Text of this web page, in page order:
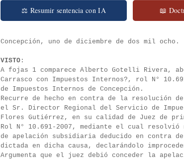
⚖ Resumir sentencia con IA 📖
Concepción, uno de diciembre de dos mil ocho.
VISTO :
A fojas 1 comparece Alberto Gotelli Rivera,
Carrasco con Impuestos Internos?, rol N°
de Impuestos Internos de Concepción.
Recurre de hecho en contra de la resolución
el Sr. Director Regional del Servicio de
Flores Gutiérrez, en su calidad de Juez de
Rol N° 10.691-2007, mediante el cual
de apelación subsidiaria deducido en contra
dictada en dicha causa, declarándolo
Argumenta que el juez debió conceder la